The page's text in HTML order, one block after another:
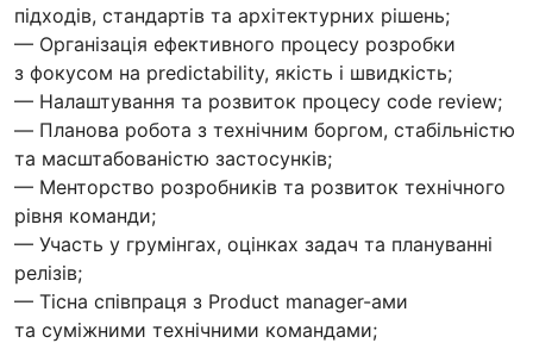
підходів, стандартів та архітектурних рішень;
— Організація ефективного процесу розробки
з фокусом на predictability, якість і швидкість;
— Налаштування та розвиток процесу code review;
— Планова робота з технічним боргом, стабільністю
та масштабованістю застосунків;
— Менторство розробників та розвиток технічного
рівня команди;
— Участь у грумінгах, оцінках задач та плануванні
релізів;
— Тісна співпраця з Product manager-ами
та суміжними технічними командами;